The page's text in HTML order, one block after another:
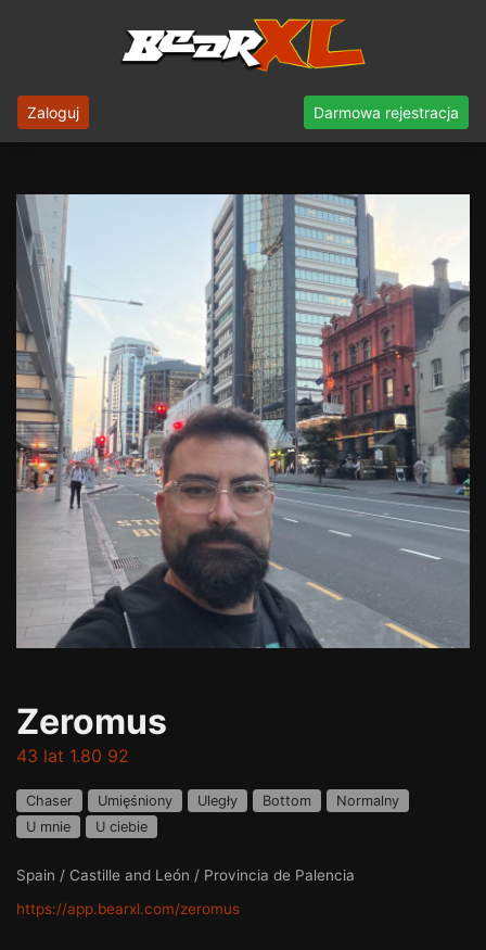
Zaloguj Darmowa rejestracja
Zeromus
43 lat 1.80 92
Chaser Umięśniony Uległy Bottom
Normalny
U mnie
U ciebie
Spain / Castille and León / Provincia de Palencia
https://app.bearxl.com/zeromus